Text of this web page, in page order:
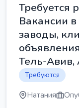
Требуется
Вакансии
заводы,
Тель-
Требуются
Натания